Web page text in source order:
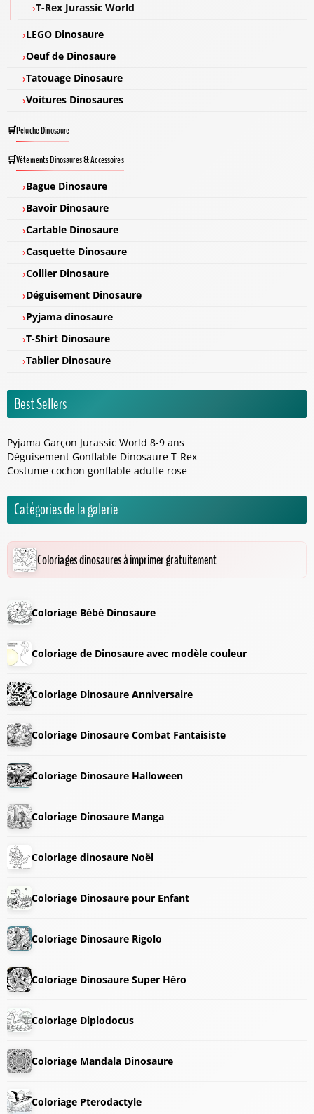
T-Rex Jurassic World
LEGO Dinosaure
Oeuf de Dinosaure
Tatouage Dinosaure
Voitures Dinosaures
Peluche Dinosaure
Vêtements Dinosaures & Accessoires
Bague Dinosaure
Bavoir Dinosaure
Cartable Dinosaure
Casquette Dinosaure
Collier Dinosaure
Déguisement Dinosaure
Pyjama dinosaure
T-Shirt Dinosaure
Tablier Dinosaure
Best Sellers
Pyjama Garçon Jurassic World 8-9 ans
Déguisement Gonflable Dinosaure T-Rex
Costume cochon gonflable adulte rose
Catégories de la galerie
Coloriages dinosaures à imprimer gratuitement
Coloriage Bébé Dinosaure
Coloriage de Dinosaure avec modèle couleur
Coloriage Dinosaure Anniversaire
Coloriage Dinosaure Combat Fantaisiste
Coloriage Dinosaure Halloween
Coloriage Dinosaure Manga
Coloriage dinosaure Noël
Coloriage Dinosaure pour Enfant
Coloriage Dinosaure Rigolo
Coloriage Dinosaure Super Héro
Coloriage Diplodocus
Coloriage Mandala Dinosaure
Coloriage Pterodactyle